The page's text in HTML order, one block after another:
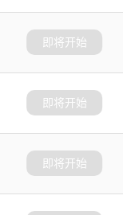
即将开始
即将开始
即将开始